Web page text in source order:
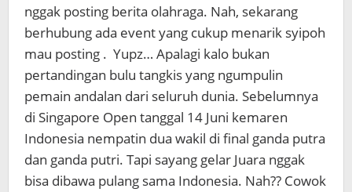
nggak posting berita olahraga. Nah, sekarang
berhubung ada event yang cukup menarik syipoh
mau posting . Yupz… Apalagi kalo bukan
pertandingan bulu tangkis yang ngumpulin
pemain andalan dari seluruh dunia. Sebelumnya
di Singapore Open tanggal 14 Juni kemaren
Indonesia nempatin dua wakil di final ganda putra
dan ganda putri. Tapi sayang gelar Juara nggak
bisa dibawa pulang sama Indonesia. Nah?? Cowok